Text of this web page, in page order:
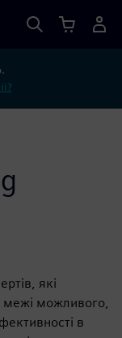
які
межі можливого,
в